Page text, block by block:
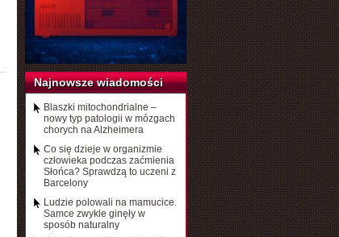
Najnowsze wiadomości
Blaszki mitochondrialne –
nowy typ patologii w mózgach
chorych na Alzheimera
Co się dzieje w organizmie
człowieka podczas zaćmienia
Słońca? Sprawdzą to uczeni z
Barcelony
Ludzie polowali na mamucice.
Samce zwykle ginęły w
sposób naturalny